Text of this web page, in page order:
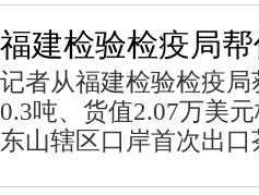
福建检验检疫局
记者从福建检验检疫
0.3吨、货值2.07万美
东山辖区口岸首次出口